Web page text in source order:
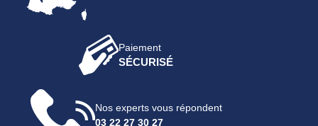
Paiement
SÉCURISÉ
Nos experts vous répondent
03 22 27 30 27